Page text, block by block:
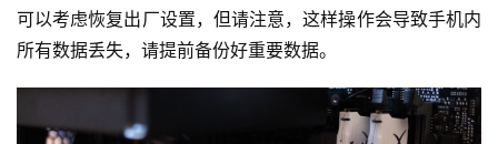
云
服
可以考虑恢复出厂设置，但请注意，这样操作会导致手机内
所有数据丢失，请提前备份好重要数据。